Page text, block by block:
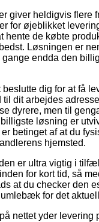
giver heldigvis flere
for øjeblikket
hente de købte
Løsningen er
gange endda den
beslutte dig for at få
dit arbejdes
dyrere, men til
løsning er
betinget af at du
hjemsted.
er ultra vigtig i
for kort tid, så
at du checker den
for det
nettet yder levering